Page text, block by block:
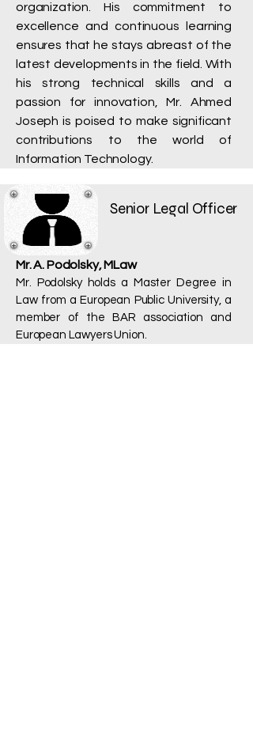
organization. His commitment to
excellence and continuous learning
ensures that he stays abreast of the
latest developments in the field. With
his strong technical skills and a
passion for innovation, Mr. Ahmed
Joseph is poised to make significant
contributions to the world of
Information Technology.
Senior Legal Officer
Mr. A. Podolsky, MLaw
Mr. Podolsky holds a Master Degree in
Law from a European Public University, a
member of the BAR association and
European Lawyers Union.